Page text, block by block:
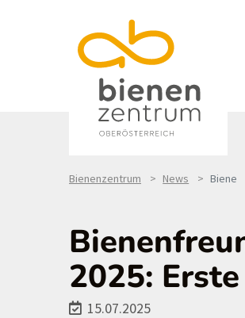
Bienenzentrum News Biene
2025:
15.07.2025